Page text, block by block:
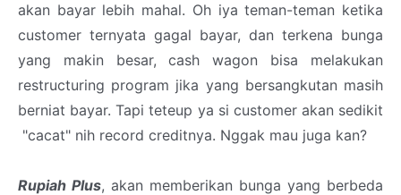
akan bayar lebih mahal. Oh iya teman-teman ketika
customer ternyata gagal bayar, dan terkena bunga
yang makin besar, cash wagon bisa melakukan
restructuring program jika yang bersangkutan masih
berniat bayar. Tapi teteup ya si customer akan sedikit
"cacat" nih record creditnya. Nggak mau juga kan?
Rupiah Plus, akan memberikan bunga yang berbeda